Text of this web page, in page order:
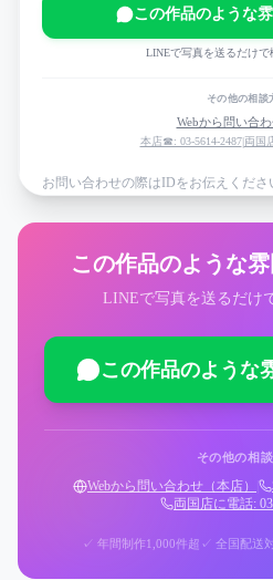
この作品のような
LINEで写真を送るだけで
その他の相談
Webから問い合
本店☎: 03-5614-2487|両国
お問い合わせの際はIDをお伝えくださ
この作品のような
LINEで写真を送るだけ
この作品のような
その他の相
Webから問い合わせ（本店）
両国店に電話:
✓ 年間制作1,000件超 ✓ 全国配送